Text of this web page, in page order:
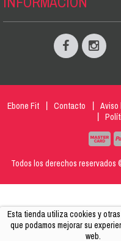
Esta tienda utiliza cookies y
que podamos mejorar su
web.
Ebone Fit Contacto Aviso
Todos los derechos reservados